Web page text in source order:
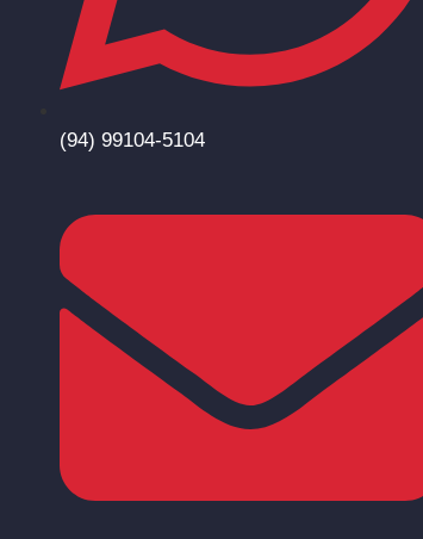
(94) 99104-5104